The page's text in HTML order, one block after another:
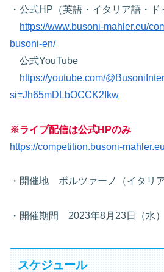
・公式HP（英語・イタリア語・ド
https://www.busoni-mahler.eu/
busoni-en/
公式YouTube
https://youtube.com/
si=Jh65mDLbOCCK2Ikw
※ライブ配信は公式HPのみ
https://competition.busoni-
・開催地 ボルツァーノ（イタリア
・開催期間 2023年8月23日（水）
スケジュール